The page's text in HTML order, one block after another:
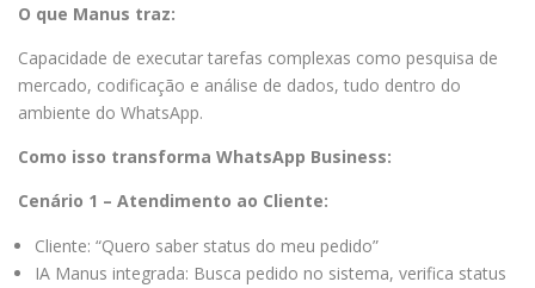
O que Manus traz:
Capacidade de executar tarefas complexas como pesquisa de
mercado, codificação e análise de dados, tudo dentro do
ambiente do WhatsApp.
Como isso transforma WhatsApp Business:
Cenário 1 – Atendimento ao Cliente:
Cliente: “Quero saber status do meu pedido”
IA Manus integrada: Busca pedido no sistema, verifica status